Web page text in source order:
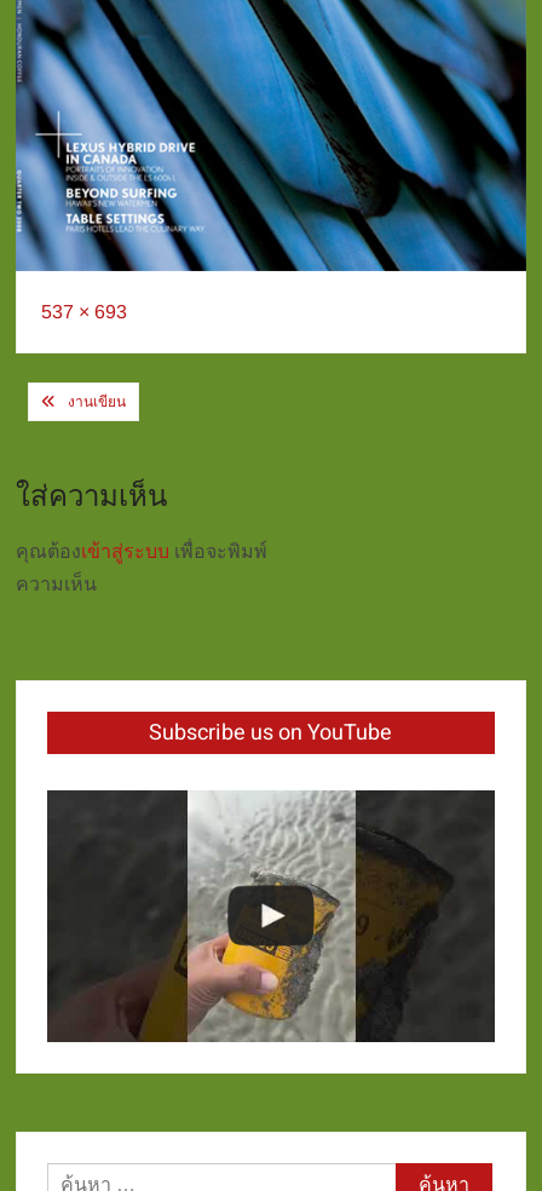
Full
537 × 693
Postงานเขียน
ใส่ความเห็น
คุณต้องเข้าสู่ระบบ เพื่อจะพิมพ์
ความเห็น
Subscribe us on YouTube
ค้นหา